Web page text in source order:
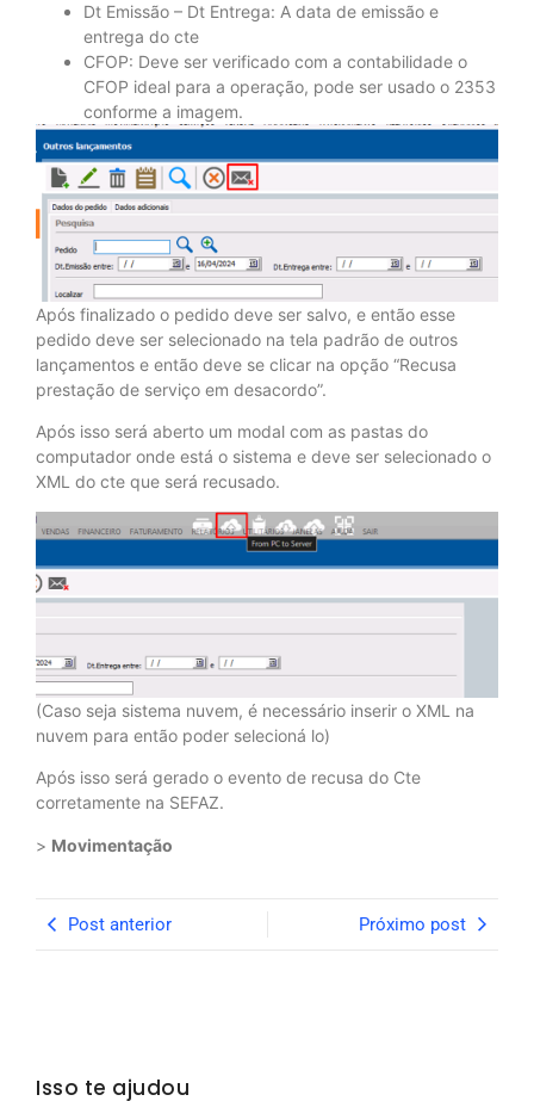
Dt Emissão – Dt Entrega: A data de emissão e
entrega do cte
CFOP: Deve ser verificado com a contabilidade o
CFOP ideal para a operação, pode ser usado o 2353
conforme a imagem.
Após finalizado o pedido deve ser salvo, e então esse
pedido deve ser selecionado na tela padrão de outros
lançamentos e então deve se clicar na opção “Recusa
prestação de serviço em desacordo”.
Após isso será aberto um modal com as pastas do
computador onde está o sistema e deve ser selecionado o
XML do cte que será recusado.
(Caso seja sistema nuvem, é necessário inserir o XML na
nuvem para então poder selecioná lo)
Após isso será gerado o evento de recusa do Cte
corretamente na SEFAZ.
> Movimentação
Post anterior Próximo post
Isso te ajudou